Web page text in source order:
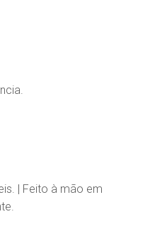
| Feito à mão em